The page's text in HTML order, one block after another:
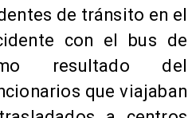
de tránsito en el
con el bus de
resultado del
que viajaban